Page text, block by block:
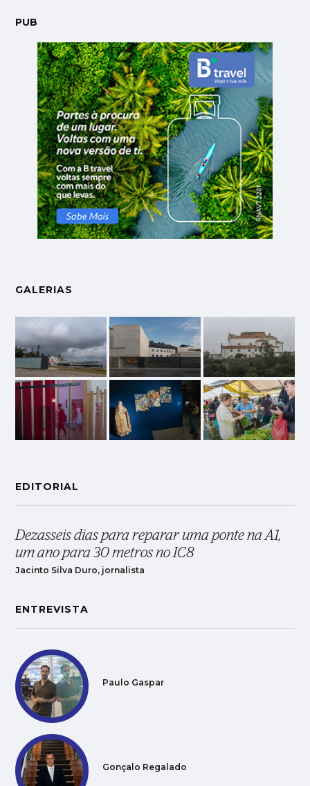
PUB
GALERIAS
EDITORIAL
Dezasseis dias para reparar uma ponte na A1,
um ano para 30 metros no IC8
Jacinto Silva Duro, jornalista
ENTREVISTA
Paulo Gaspar
Gonçalo Regalado